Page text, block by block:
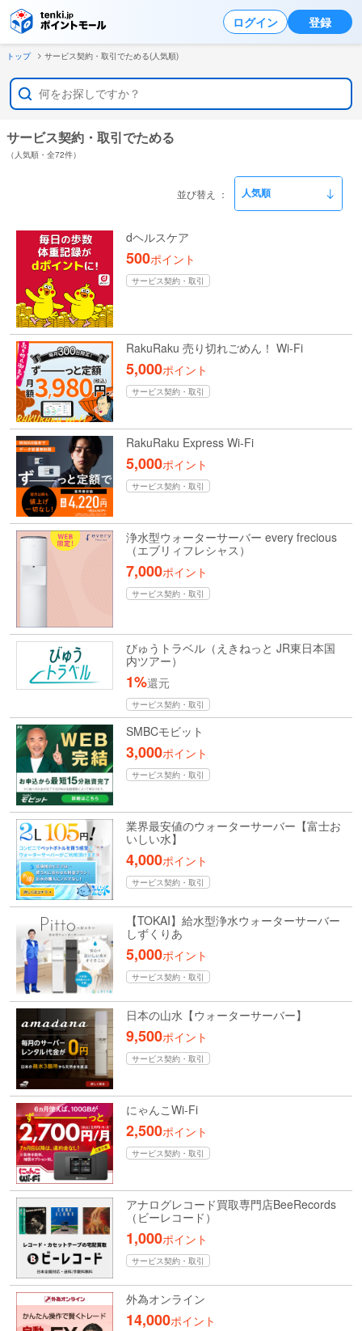
ログイン 登録
トップ サービス契約・取引でためる(人気順)
サービス契約・取引でためる
（人気順・全72件）
並び替え
dヘルスケア
500ポイント
サービス契約・取引
RakuRaku 売り切れごめん！ Wi-Fi
5,000ポイント
サービス契約・取引
RakuRaku Express Wi-Fi
5,000ポイント
サービス契約・取引
浄水型ウォーターサーバー every frecious
（エブリィフレシャス）
7,000ポイント
サービス契約・取引
びゅうトラベル（えきねっと JR東日本国
内ツアー）
1%還元
サービス契約・取引
SMBCモビット
3,000ポイント
サービス契約・取引
業界最安値のウォーターサーバー【富士お
いしい水】
4,000ポイント
サービス契約・取引
【TOKAI】給水型浄水ウォーターサーバー
しずくりあ
5,000ポイント
サービス契約・取引
日本の山水【ウォーターサーバー】
9,500ポイント
サービス契約・取引
にゃんこWi-Fi
2,500ポイント
サービス契約・取引
アナログレコード買取専門店BeeRecords
（ビーレコード）
1,000ポイント
サービス契約・取引
外為オンライン
14,000ポイント